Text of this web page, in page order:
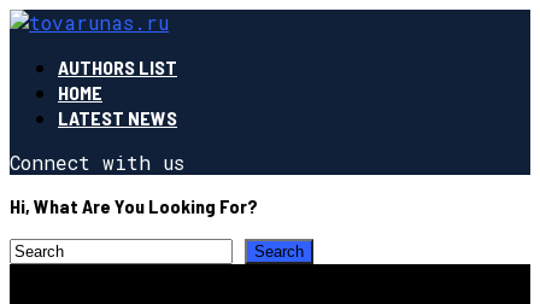
AUTHORS LIST
HOME
LATEST NEWS
Connect with us
Hi, What Are You Looking For?